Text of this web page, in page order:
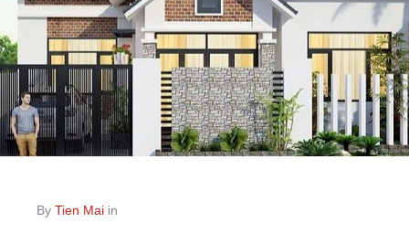
By Tien Mai in